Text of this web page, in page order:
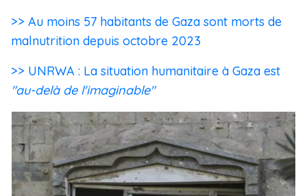
>> Au moins 57 habitants de Gaza sont morts de
malnutrition depuis octobre 2023
>> UNRWA : La situation humanitaire à Gaza est
"au-delà de l'imaginable"